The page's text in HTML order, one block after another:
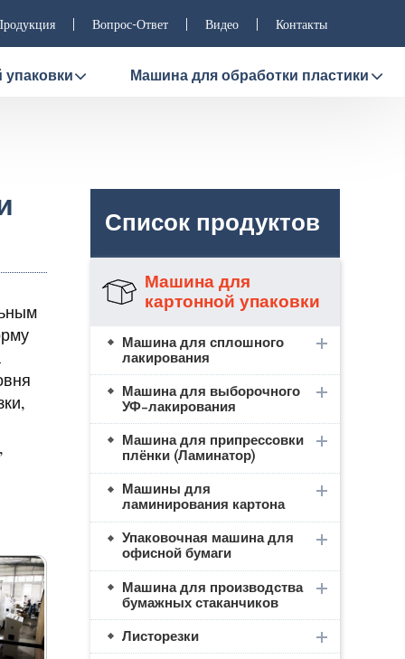
Вопрос-Ответ Видео Контакты
Машина для обработки пластики
Список продуктов
Машина для
картонной упаковки
Машина для сплошного
лакирования
Машина для выборочного
УФ-лакирования
Машина для припрессовки
плёнки (Ламинатор)
Машины для
ламинирования картона
Упаковочная машина для
офисной бумаги
Машина для производства
бумажных стаканчиков
Листорезки